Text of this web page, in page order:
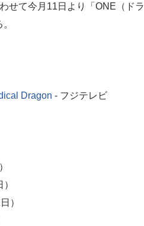
せて今月11日より「ONE（ドラ
Dragon - フジテレビ
）